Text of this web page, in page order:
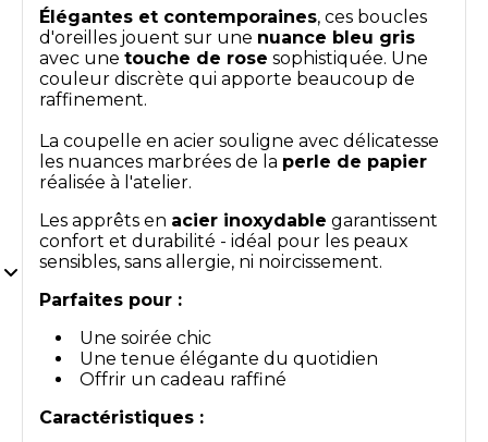
Élégantes et contemporaines, ces boucles
d'oreilles jouent sur une nuance bleu gris
avec une touche de rose sophistiquée. Une
couleur discrète qui apporte beaucoup de
raffinement.
La coupelle en acier souligne avec délicatesse
les nuances marbrées de la perle de papier
réalisée à l'atelier.
Les apprêts en acier inoxydable garantissent
confort et durabilité - idéal pour les peaux
sensibles, sans allergie, ni noircissement.
Parfaites pour :
Une soirée chic
Une tenue élégante du quotidien
Offrir un cadeau raffiné
Caractéristiques :